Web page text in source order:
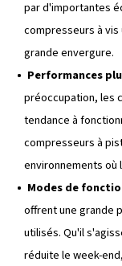
Efficacité
compresseurs
efficacité est
plus grande
production
Peut être
niveau de
assez
inconvénient,